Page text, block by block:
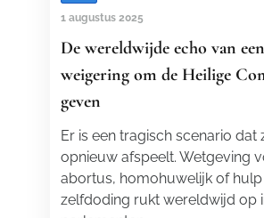
1 augustus 2025
De wereldwijde echo van
weigering om de Heilige
geven
Er is een tragisch scenario dat
opnieuw afspeelt. Wetgeving
abortus, homohuwelijk of hulp
zelfdoding rukt wereldwijd op